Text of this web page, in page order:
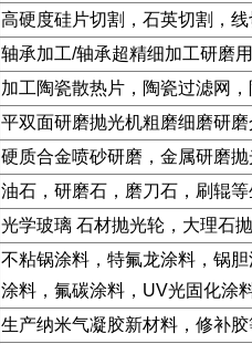
高硬度硅片切割，石英切割，
轴承加工/轴承超精细加工研磨用
加工陶瓷散热片，陶瓷过滤网
平双面研磨抛光机粗磨细磨研
硬质合金喷砂研磨，金属研磨
油石，研磨石，磨刀石，刷辊
光学玻璃 石材抛光轮，大理石
不粘锅涂料，特氟龙涂料，锅
涂料，氟碳涂料，UV光固化涂
生产纳米气凝胶新材料，修补胶